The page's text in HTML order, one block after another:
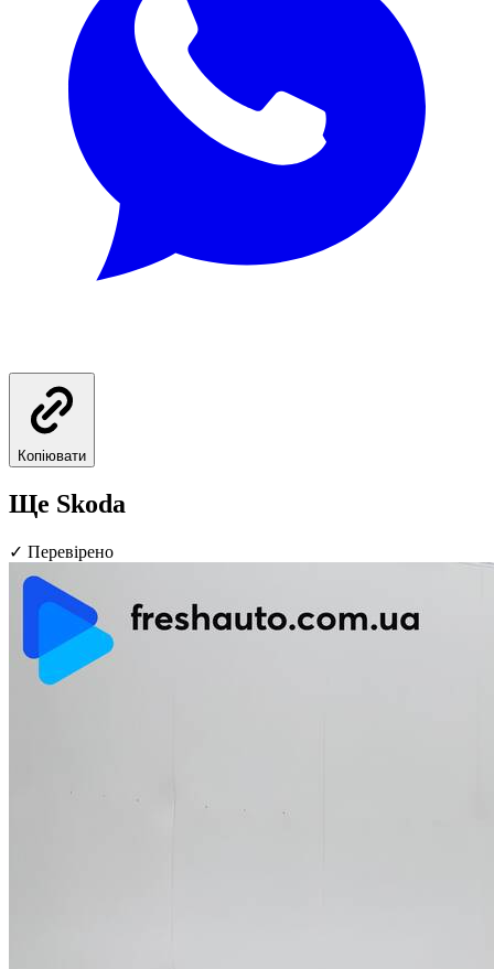
Копіювати
Ще Skoda
✓ Перевірено